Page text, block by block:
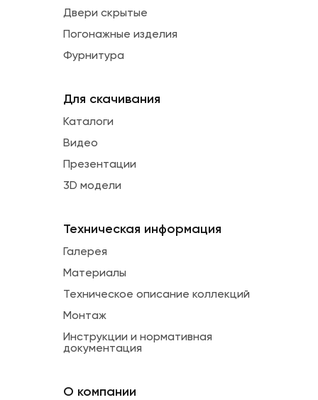
Двери скрытые
Погонажные изделия
Фурнитура
Для скачивания
Каталоги
Видео
Презентации
3D модели
Техническая информация
Галерея
Материалы
Техническое описание коллекций
Монтаж
Инструкции и нормативная
документация
О компании